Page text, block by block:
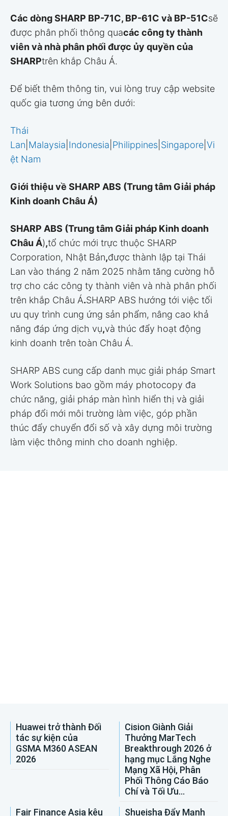
Các dòng SHARP BP-71C, BP-61C và BP-51Csẽ
được phân phối thông quacác công ty thành
viên và nhà phân phối được ủy quyền của
SHARPtrên khắp Châu Á.
Để biết thêm thông tin, vui lòng truy cập website
quốc gia tương ứng bên dưới:
Thái
Lan Malaysia Indonesia Philippines Singapore Vi
ệt Nam
Giới thiệu về SHARP ABS (Trung tâm Giải pháp
Kinh doanh Châu Á)
SHARP ABS (Trung tâm Giải pháp Kinh doanh
Châu Á),tổ chức mới trực thuộc SHARP
Corporation, Nhật Bản,được thành lập tại Thái
Lan vào tháng 2 năm 2025 nhằm tăng cường hỗ
trợ cho các công ty thành viên và nhà phân phối
trên khắp Châu Á.SHARP ABS hướng tới việc tối
ưu quy trình cung ứng sản phẩm, nâng cao khả
năng đáp ứng dịch vụ,và thúc đẩy hoạt động
kinh doanh trên toàn Châu Á.
SHARP ABS cung cấp danh mục giải pháp Smart
Work Solutions bao gồm máy photocopy đa
chức năng, giải pháp màn hình hiển thị và giải
pháp đổi mới môi trường làm việc, góp phần
thúc đẩy chuyển đổi số và xây dựng môi trường
làm việc thông minh cho doanh nghiệp.
Huawei trở thành Đối
tác sự kiện của
GSMA M360 ASEAN
2026
Cision Giành Giải
Thưởng MarTech
Breakthrough 2026 ở
hạng mục Lắng Nghe
Mạng Xã Hội, Phân
Phối Thông Cáo Báo
Chí và Tối Ưu...
Fair Finance Asia kêu
Shueisha Đẩy Mạnh